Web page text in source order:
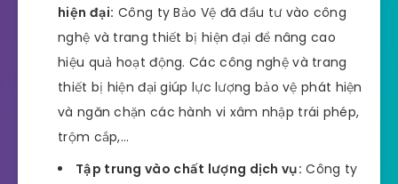
hiện đại: Công ty Bảo Vệ đã đầu tư vào công
nghệ và trang thiết bị hiện đại để nâng cao
hiệu quả hoạt động. Các công nghệ và trang
thiết bị hiện đại giúp lực lượng bảo vệ phát hiện
và ngăn chặn các hành vi xâm nhập trái phép,
trộm cắp,…
Tập trung vào chất lượng dịch vụ: Công ty